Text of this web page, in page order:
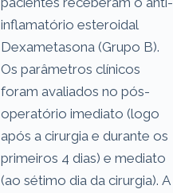
inflamatório esteroidal
Dexametasona (Grupo B).
Os parâmetros clínicos
foram avaliados no pós-
operatório imediato (logo
após a cirurgia e durante os
primeiros 4 dias) e mediato
(ao sétimo dia da cirurgia). A